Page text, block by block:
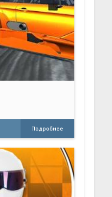
Подробнее